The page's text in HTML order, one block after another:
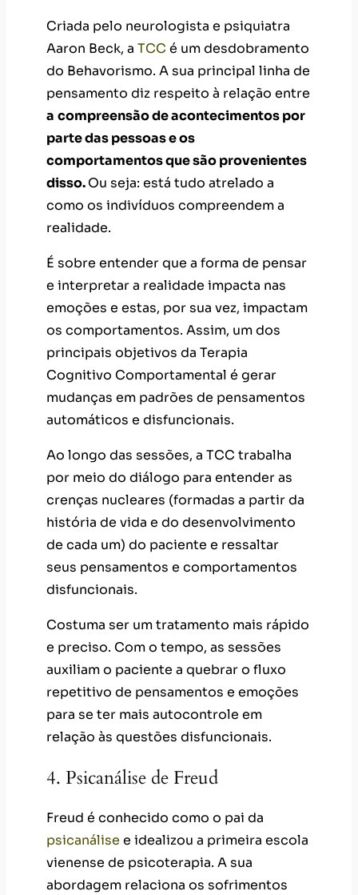
Criada pelo neurologista e psiquiatra
Aaron Beck, a TCC é um desdobramento
do Behavorismo. A sua principal linha de
pensamento diz respeito à relação entre
a compreensão de acontecimentos por
parte das pessoas e os
comportamentos que são provenientes
disso.Ou seja: está tudo atrelado a
como os indivíduos compreendem a
realidade.
É sobre entender que a forma de pensar
e interpretar a realidade impacta nas
emoções e estas, por sua vez, impactam
os comportamentos. Assim, um dos
principais objetivos da Terapia
Cognitivo Comportamental é gerar
mudanças em padrões de pensamentos
automáticos e disfuncionais.
Ao longo das sessões, a TCC trabalha
por meio do diálogo para entender as
crenças nucleares (formadas a partir da
história de vida e do desenvolvimento
de cada um) do paciente e ressaltar
seus pensamentos e comportamentos
disfuncionais.
Costuma ser um tratamento mais rápido
e preciso. Com o tempo, as sessões
auxiliam o paciente a quebrar o fluxo
repetitivo de pensamentos e emoções
para se ter mais autocontrole em
relação às questões disfuncionais.
4. Psicanálise de Freud
Freud é conhecido como o pai da
psicanálise e idealizou a primeira escola
vienense de psicoterapia. A sua
abordagem relaciona os sofrimentos